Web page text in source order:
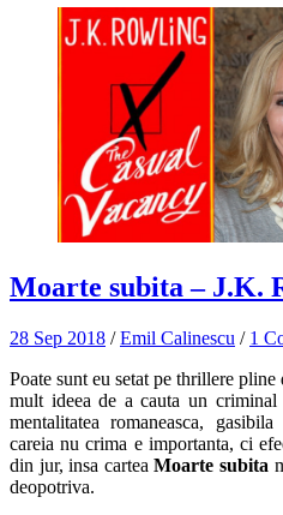
Moarte subita – J.K.
28 Sep 2018 /Emil Calinescu / 1
Poate sunt eu setat pe thrillere
mult ideea de a cauta un
mentalitatea romaneasca,
careia nu crima e importanta, ci
din jur, insa carteaMoarte subita
deopotriva.